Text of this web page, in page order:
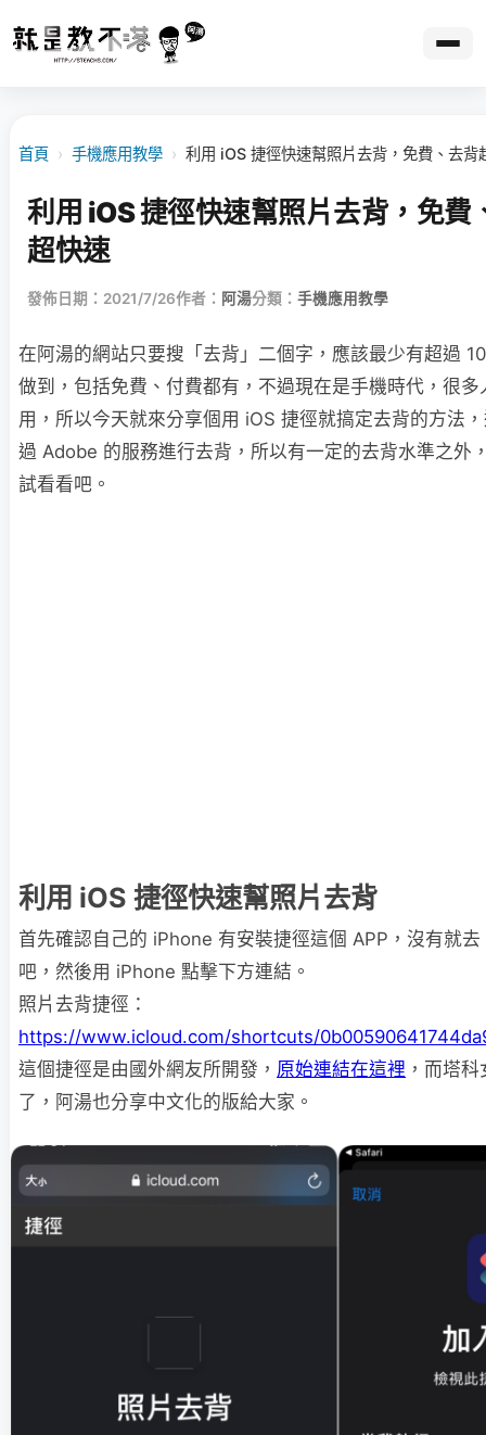
首頁 › 手機應用教學 › 利用 iOS 捷徑快速幫照片去背，免費、去背
利用 iOS 捷徑快速幫照片去背，免費
超快速
發佈日期：2021/7/26作者： 阿湯分類： 手機應用教學
在阿湯的網站只要搜「去背」二個字，應該最少有超過
做到，包括免費、付費都有，不過現在是手機時代，很
用，所以今天就來分享個用 iOS 捷徑就搞定去背的方法
過 Adobe 的服務進行去背，所以有一定的去背水準之外
試看看吧。
利用 iOS 捷徑快速幫照片去背
首先確認自己的 iPhone 有安裝捷徑這個 APP，沒有就
吧，然後用 iPhone 點擊下方連結。
照片去背捷徑：
https://www.icloud.com/shortcuts/
這個捷徑是由國外網友所開發， 原始連結在這裡 ，而塔
了，阿湯也分享中文化的版給大家。